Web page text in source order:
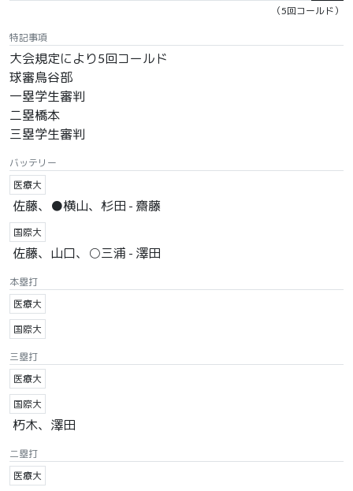
（5回コールド）
特記事項
大会規定により5回コールド
球審鳥谷部
一塁学生審判
二塁橋本
三塁学生審判
バッテリー
医療大
佐藤、●横山、杉田 - 齋藤
国際大
佐藤、山口、○三浦 - 澤田
本塁打
医療大
国際大
三塁打
医療大
国際大
朽木、澤田
二塁打
医療大